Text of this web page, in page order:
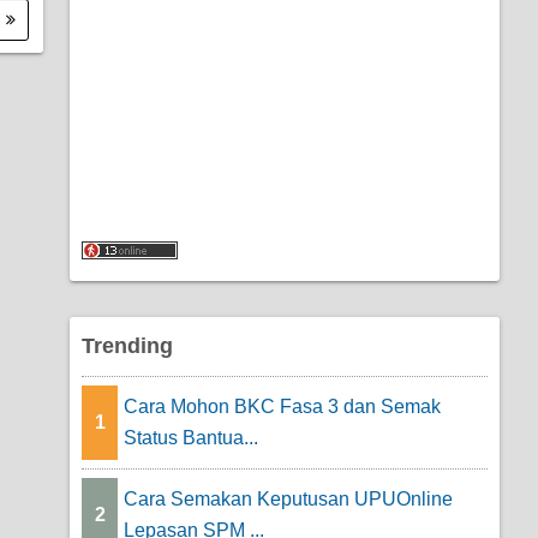
Trending
1
Cara Mohon BKC Fasa 3 dan Semak
Status Bantua...
2
Cara Semakan Keputusan UPUOnline
Lepasan SPM ...